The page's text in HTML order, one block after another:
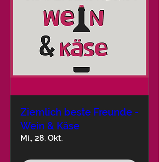
Ziemlich beste Freunde -
Wein & Käse
Mi., 28. Okt.